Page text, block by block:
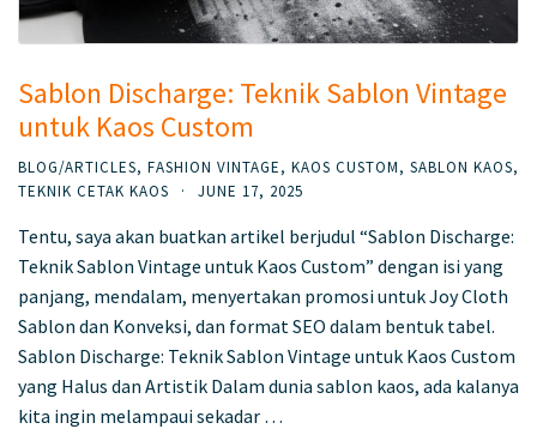
Sablon Discharge: Teknik Sablon Vintage
untuk Kaos Custom
BLOG/ARTICLES, FASHION VINTAGE, KAOS CUSTOM, SABLON KAOS,
TEKNIK CETAK KAOS
· JUNE 17, 2025
Tentu, saya akan buatkan artikel berjudul “Sablon Discharge:
Teknik Sablon Vintage untuk Kaos Custom” dengan isi yang
panjang, mendalam, menyertakan promosi untuk Joy Cloth
Sablon dan Konveksi, dan format SEO dalam bentuk tabel.
Sablon Discharge: Teknik Sablon Vintage untuk Kaos Custom
yang Halus dan Artistik Dalam dunia sablon kaos, ada kalanya
kita ingin melampaui sekadar …